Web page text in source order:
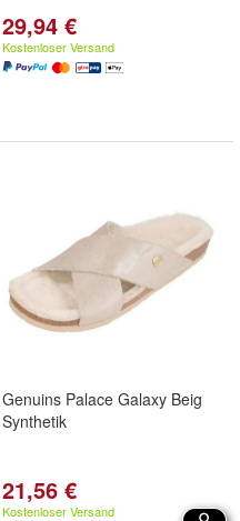
29,94 €
Kostenloser Versand
Genuins Palace Galaxy Beig
Synthetik
21,56 €
Kostenloser Versand